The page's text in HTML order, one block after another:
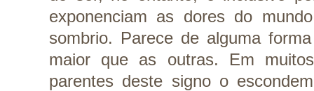
exponenciam as dores do
sombrio. Parece de alguma
maior que as outras. Em
parentes deste signo o